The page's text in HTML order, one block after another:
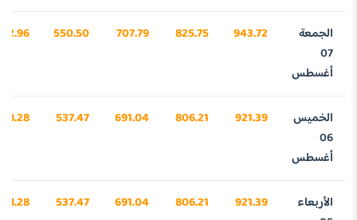
الجمعة
07
أغسطس
943.72
825.75
707.79
550.50
الخميس
06
أغسطس
921.39
806.21
691.04
537.47
الأربعاء
921.39
806.21
691.04
537.47